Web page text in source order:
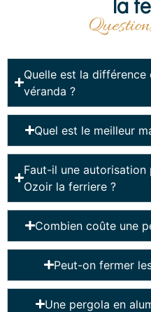
Quelle est la
véranda ?
Quel est le meilleur
Faut-il une
Ozoir la ferriere ?
Combien coûte une
Peut-on fermer
Une pergola en